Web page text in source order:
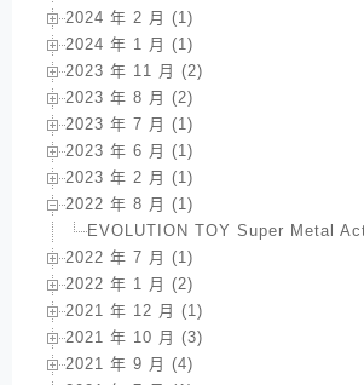
2024 年 2 月 (1)
2024 年 1 月 (1)
2023 年 11 月 (2)
2023 年 8 月 (2)
2023 年 7 月 (1)
2023 年 6 月 (1)
2023 年 2 月 (1)
2022 年 8 月 (1)
EVOLUTION TOY Super Metal
2022 年 7 月 (1)
2022 年 1 月 (2)
2021 年 12 月 (1)
2021 年 10 月 (3)
2021 年 9 月 (4)